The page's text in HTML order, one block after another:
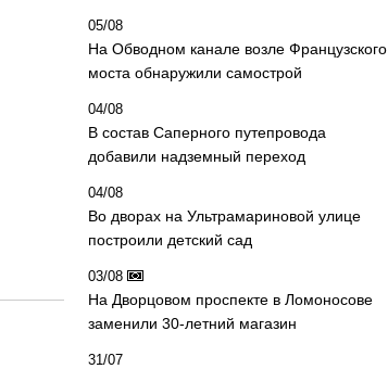
05/08
На Обводном канале возле Французского
моста обнаружили самострой
04/08
В состав Саперного путепровода
добавили надземный переход
04/08
Во дворах на Ультрамариновой улице
построили детский сад
03/08
На Дворцовом проспекте в Ломоносове
заменили 30-летний магазин
31/07